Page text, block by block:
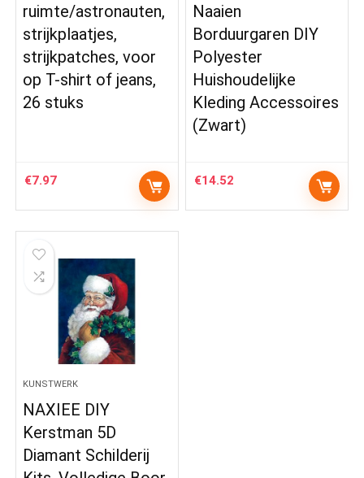
ruimte/astronauten,
strijkplaatjes,
strijkpatches, voor
op T-shirt of jeans,
26 stuks
€7.97
Naaien
Borduurgaren DIY
Polyester
Huishoudelijke
Kleding Accessoires
(Zwart)
€14.52
KUNSTWERK
NAXIEE DIY
Kerstman 5D
Diamant Schilderij